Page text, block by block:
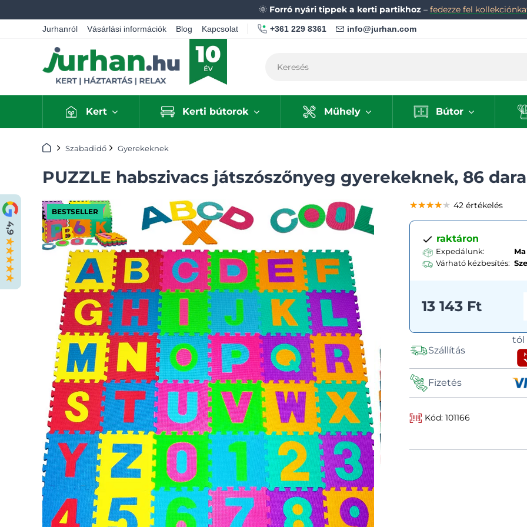
🌞 Forró nyári tippek a kerti partikhoz– fedezze fel
Jurhanról Vásárlási információk Blog Kapcsolat +361 229 8361 info@jurhan.com
Kert Kerti bútorok Műhely Bútor
KezdőlapSzabadidő Gyerekeknek
PUZZLE habszivacs játszószőnyeg gyerekeknek, 86
BESTSELLER
★★★★★
★★★★★
★★★★★ 42 értékelés
raktáron
Expedálunk:
Várható kézbesítés:
13 143 Ft
Szállítás
tól
Fizetés
Kód: 101166